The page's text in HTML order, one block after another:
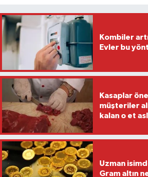
Kombiler
Evler bu
Kasaplar
müşteriler
kalan o et
Uzman
Gram altın